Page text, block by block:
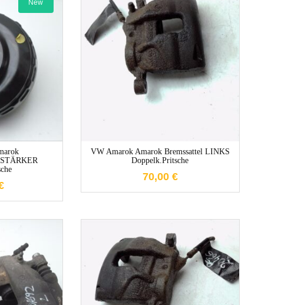
New
VW Amarok Amarok Bremssattel LINKS
Doppelk.Pritsche
70,00 €
1-3 Werktage